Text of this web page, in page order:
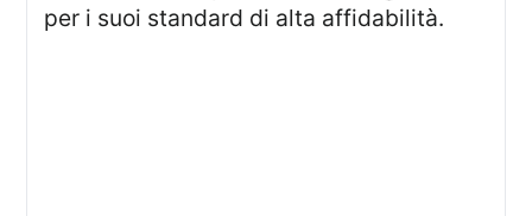
per i suoi standard di alta affidabilità.